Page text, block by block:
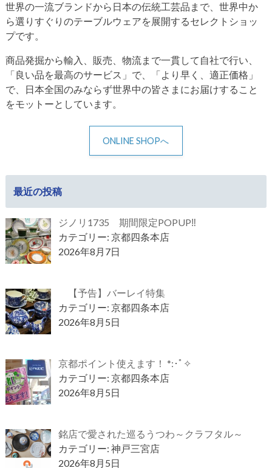
世界の一流ブランドから日本の伝統工芸品まで、世界中か
ら選りすぐりのテーブルウェアを展開するセレクトショッ
プです。
商品発掘から輸入、販売、物流まで一貫して自社で行い、
「良い品を最高のサービス」で、「より早く、適正価格」
で、日本全国のみならず世界中の皆さまにお届けすること
をモットーとしています。
ONLINE SHOPへ
最近の投稿
ジノリ1735 期間限定POPUP‼
カテゴリー: 京都四条本店
2026年8月7日
【予告】バーレイ特集
カテゴリー: 京都四条本店
2026年8月5日
京都ポイント使えます！ *:･ﾟ✧
カテゴリー: 京都四条本店
2026年8月5日
銘店で愛された巡るうつわ～クラフタル～
カテゴリー: 神戸三宮店
2026年8月5日